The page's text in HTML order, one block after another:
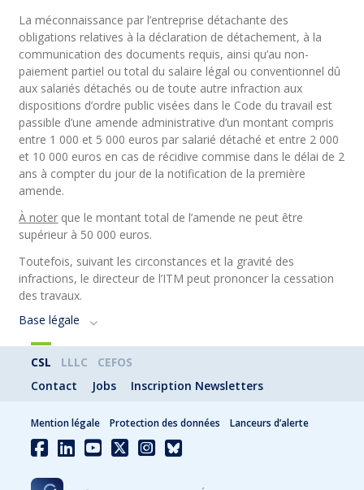
La méconnaissance par l’entreprise détachante des
obligations relatives à la déclaration de détachement, à la
communication des documents requis, ainsi qu’au non-
paiement partiel ou total du salaire légal ou conventionnel dû
aux salariés détachés ou de toute autre infraction aux
dispositions d’ordre public visées dans le Code du travail est
passible d’une amende administrative d’un montant compris
entre 1 000 et 5 000 euros par salarié détaché et entre 2 000
et 10 000 euros en cas de récidive commise dans le délai de 2
ans à compter du jour de la notification de la première
amende.
À noter que le montant total de l’amende ne peut être
supérieur à 50 000 euros.
Toutefois, suivant les circonstances et la gravité des
infractions, le directeur de l’ITM peut prononcer la cessation
des travaux.
Base légale
CSL LLLC
CEFOS
Contact
Jobs Inscription Newsletters
Mention légale Protection des données Lanceurs d’alerte